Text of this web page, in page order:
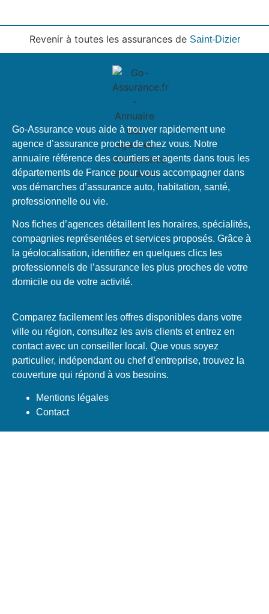
Revenir à toutes les assurances de Saint-Dizier
Go-Assurance vous aide à trouver rapidement une
agence d’assurance proche de chez vous. Notre
annuaire référence des courtiers et agents dans tous les
départements de France pour vous accompagner dans
vos démarches d’assurance auto, habitation, santé,
professionnelle ou vie.
Nos fiches d’agences détaillent les horaires, spécialités,
compagnies représentées et services proposés. Grâce à
la géolocalisation, identifiez en quelques clics les
professionnels de l’assurance les plus proches de votre
domicile ou de votre activité.
Comparez facilement les offres disponibles dans votre
ville ou région, consultez les avis clients et entrez en
contact avec un conseiller local. Que vous soyez
particulier, indépendant ou chef d’entreprise, trouvez la
couverture qui répond à vos besoins.
Mentions légales
Contact